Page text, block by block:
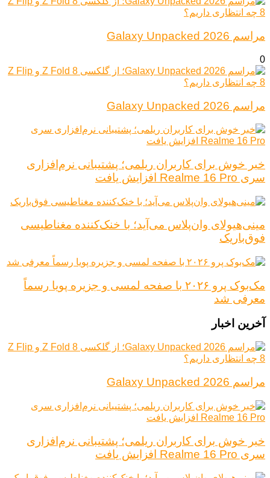
مراسم Galaxy Unpacked 2026
0
مراسم Galaxy Unpacked 2026
خبر خوش برای کاربران ریلمی؛ پشتیبانی نرم‌افزاری
سری Realme 16 Pro افزایش یافت
مینی‌هیولای وان‌پلاس می‌آید؛ با خنک‌کننده مغناطیسی
فوق‌باریک
مک‌بوک پرو ۲۰۲۶ با صفحه لمسی و جزیره پویا رسماً
معرفی شد
آخرین اخبار
مراسم Galaxy Unpacked 2026
خبر خوش برای کاربران ریلمی؛ پشتیبانی نرم‌افزاری
سری Realme 16 Pro افزایش یافت